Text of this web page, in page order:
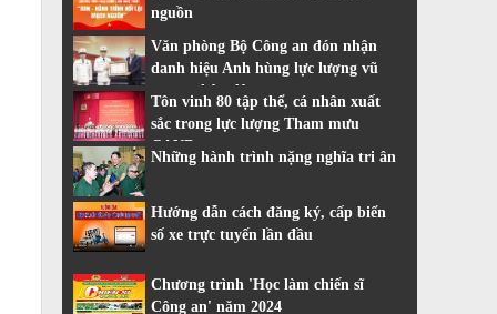
nguồn
Văn phòng Bộ Công an đón nhận
danh hiệu Anh hùng lực lượng vũ
trang nhân dân
Tôn vinh 80 tập thể, cá nhân xuất
sắc trong lực lượng Tham mưu
CAND
Những hành trình nặng nghĩa tri ân
Hướng dẫn cách đăng ký, cấp biển
số xe trực tuyến lần đầu
Chương trình 'Học làm chiến sĩ
Công an' năm 2024